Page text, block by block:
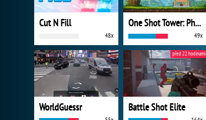
Cut N Fill
48x
One Shot Tower: Physics Destroyer
49x
WorldGuessr Battle Shot Elite
před 22 hodinami